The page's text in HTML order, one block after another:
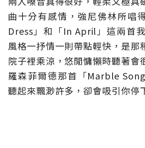
曲十分有感情，強尼佛林所唱
Dress」和「In April」這兩首
風格一抒情一則帶點輕快，是那
院子裡乘涼，悠閒慵懶時聽著會
羅森菲爾德那首「Marble
聽起來飄渺許多，卻會吸引你停